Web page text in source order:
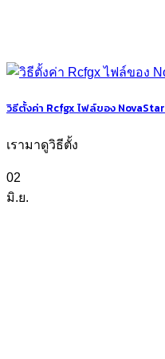
วิธีตั้งค่า Rcfgx ไฟล์ของ NovaStar
เรามาดูวิธีตั้ง
02
มิ.ย.